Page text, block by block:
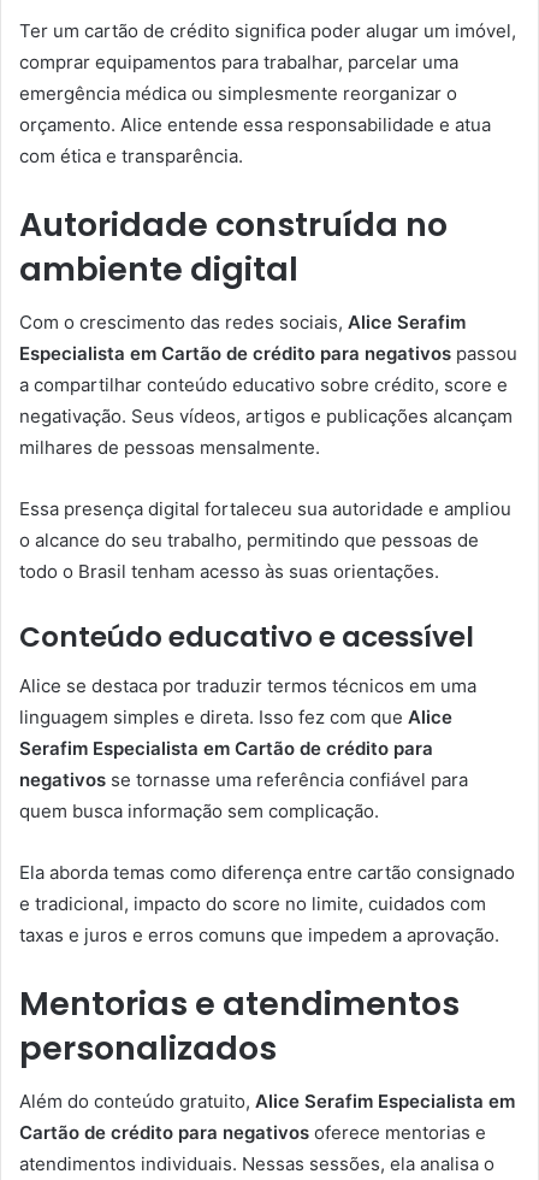
Ter um cartão de crédito significa poder alugar um imóvel,
comprar equipamentos para trabalhar, parcelar uma
emergência médica ou simplesmente reorganizar o
orçamento. Alice entende essa responsabilidade e atua
com ética e transparência.
Autoridade construída no
ambiente digital
Com o crescimento das redes sociais, Alice Serafim
Especialista em Cartão de crédito para negativos passou
a compartilhar conteúdo educativo sobre crédito, score e
negativação. Seus vídeos, artigos e publicações alcançam
milhares de pessoas mensalmente.
Essa presença digital fortaleceu sua autoridade e ampliou
o alcance do seu trabalho, permitindo que pessoas de
todo o Brasil tenham acesso às suas orientações.
Conteúdo educativo e acessível
Alice se destaca por traduzir termos técnicos em uma
linguagem simples e direta. Isso fez com que Alice
Serafim Especialista em Cartão de crédito para
negativos se tornasse uma referência confiável para
quem busca informação sem complicação.
Ela aborda temas como diferença entre cartão consignado
e tradicional, impacto do score no limite, cuidados com
taxas e juros e erros comuns que impedem a aprovação.
Mentorias e atendimentos
personalizados
Além do conteúdo gratuito, Alice Serafim Especialista em
Cartão de crédito para negativos oferece mentorias e
atendimentos individuais. Nessas sessões, ela analisa o